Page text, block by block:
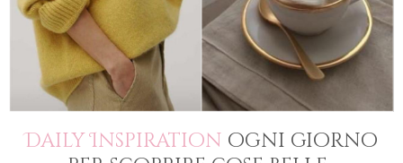
Daily Inspiration ogni giorno